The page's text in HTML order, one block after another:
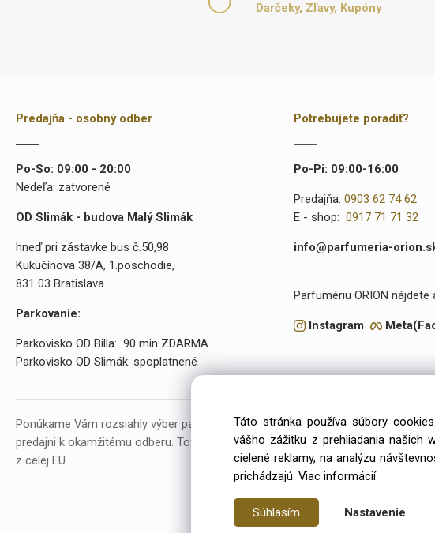
Darčeky, Zľavy, Kupóny
Predajňa - osobný odber
Po-So: 09:00 - 20:00
Nedeľa: zatvorené
OD Slimák - budova Malý Slimák
hneď pri zástavke bus č.50,98
Kukučínova 38/A, 1.poschodie,
831 03 Bratislava
Parkovanie:
Parkovisko OD Billa: 90 min ZDARMA
Parkovisko OD Slimák: spoplatnené
Potrebujete poradiť?
Po-Pi: 09:00-16:00
Predajňa:0903 62 74 62
E - shop:0917 71 71 32
info@parfumeria-
Parfumériu ORION nájdete
Instagram
Ponúkame Vám rozsiahly výber parfumov a kozmetiky. V našej ponuke máme
predajni k okamžitému odberu. Tovar objednávame už od roku 2099 výlučne
z celej EU.
Táto stránka používa súbory
vášho zážitku z prehliadania našich
cielené reklamy, na analýzu
prichádzajú. Viac informácií
Súhlasím Nastavenie